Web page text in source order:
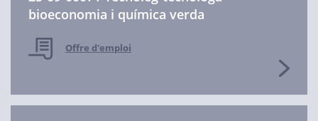
bioeconomia i química verda
Offre d'emploi